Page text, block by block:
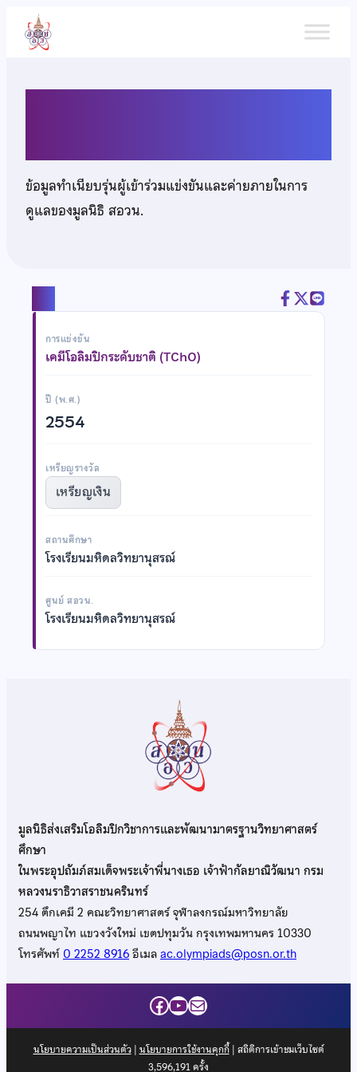
เนื้อหา
ข้อมูลทำเนียบรุ่นผู้เข้าร่วมแข่งขันและค่ายภายในการ
ดูแลของมูลนิธิ สอวน.
การแข่งขัน
เคมีโอลิมปิกระดับชาติ (TChO)
ปี (พ.ศ.)
2554
เหรียญรางวัล
เหรียญเงิน
สถานศึกษา
โรงเรียนมหิดลวิทยานุสรณ์
ศูนย์ สอวน.
โรงเรียนมหิดลวิทยานุสรณ์
มูลนิธิส่งเสริมโอลิมปิกวิชาการและพัฒนามาตรฐานวิทยาศาสตร์
ศึกษา
ในพระอุปถัมภ์สมเด็จพระเจ้าพี่นางเธอ เจ้าฟ้ากัลยาณิวัฒนา กรม
หลวงนราธิวาสราชนครินทร์
254 ตึกเคมี 2 คณะวิทยาศาสตร์ จุฬาลงกรณ์มหาวิทยาลัย
ถนนพญาไท แขวงวังใหม่ เขตปทุมวัน กรุงเทพมหานคร 10330
โทรศัพท์0 2252 8916อีเมลac.olympiads@posn.or.th
Facebook
YouTube
Mail
นโยบายความเป็นส่วนตัว| นโยบายการใช้งานคุกกี้| สถิติการเข้าชมเว็บไซต์
3,596,191ครั้ง